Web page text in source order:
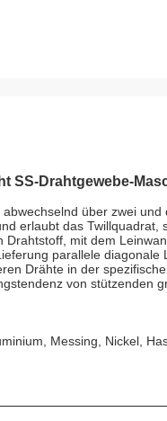
SS-Drahtgewebe-
über zwei
erlaubt das Twillquadrat,
mit dem
parallele diagonale
Drähte in der
von stützenden
Messing, Nickel,